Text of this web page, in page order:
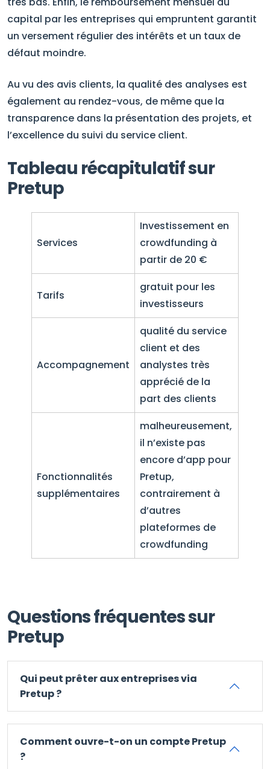
capital par les entreprises qui empruntent garantit
un versement régulier des intérêts et un taux de
défaut moindre.
Au vu des avis clients, la qualité des analyses est
également au rendez-vous, de même que la
transparence dans la présentation des projets, et
l’excellence du suivi du service client.
Tableau récapitulatif sur
Pretup
Services
Investissement en
crowdfunding à
partir de 20 €
Tarifs
gratuit pour les
investisseurs
Accompagnement
qualité du service
client et des
analystes très
apprécié de la
part des clients
Fonctionnalités
supplémentaires
malheureusement,
il n’existe pas
encore d’app pour
Pretup,
contrairement à
d’autres
plateformes de
crowdfunding
Questions fréquentes sur
Pretup
Qui peut prêter aux entreprises via
Pretup ?
Comment ouvre-t-on un compte Pretup
?